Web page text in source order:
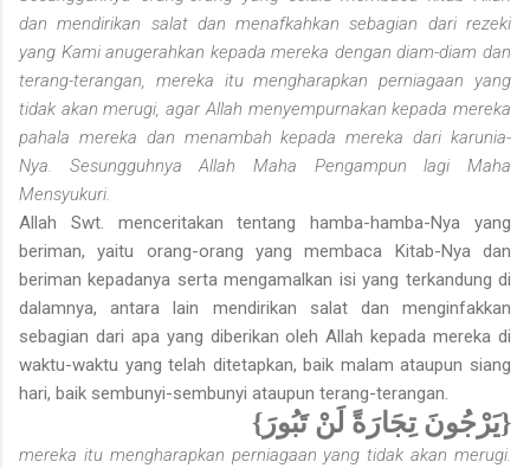
dan mendirikan salat dan menafkahkan sebagian dari rezeki
yang Kami anugerahkan kepada mereka dengan diam-diam dan
terang-terangan, mereka itu mengharapkan perniagaan yang
tidak akan merugi, agar Allah menyempurnakan kepada mereka
pahala mereka dan menambah kepada mereka dari karunia-
Nya. Sesungguhnya Allah Maha Pengampun lagi Maha
Mensyukuri.
Allah Swt. menceritakan tentang hamba-hamba-Nya yang
beriman, yaitu orang-orang yang membaca Kitab-Nya dan
beriman kepadanya serta mengamalkan isi yang terkandung di
dalamnya, antara lain mendirikan salat dan menginfakkan
sebagian dari apa yang diberikan oleh Allah kepada mereka di
waktu-waktu yang telah ditetapkan, baik malam ataupun siang
hari, baik sembunyi-sembunyi ataupun terang-terangan.
{يَرْجُونَ تِجَارَةً لَنْ تَبُورَ}
mereka itu mengharapkan perniagaan yang tidak akan merugi.